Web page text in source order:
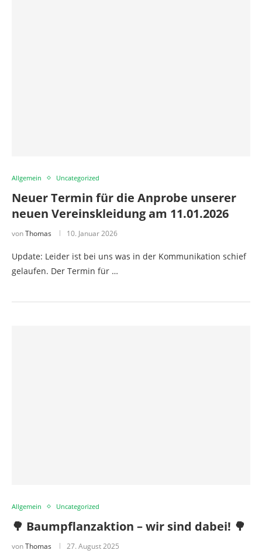
Allgemein Uncategorized
Neuer Termin für die Anprobe unserer
neuen Vereinskleidung am 11.01.2026
vonThomas 10. Januar 2026
Update: Leider ist bei uns was in der Kommunikation schief
gelaufen. Der Termin für …
Allgemein Uncategorized
🌳 Baumpflanzaktion – wir sind dabei! 🌳
vonThomas 27. August 2025